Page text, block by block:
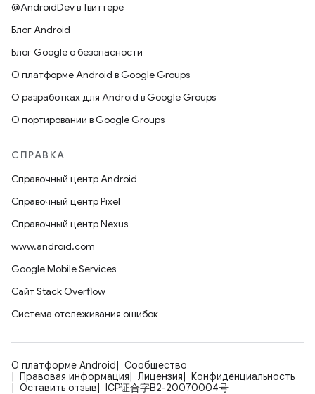
@AndroidDev в Твиттере
Блог Android
Блог Google о безопасности
О платформе Android в Google Groups
О разработках для Android в Google Groups
О портировании в Google Groups
СПРАВКА
Справочный центр Android
Справочный центр Pixel
Справочный центр Nexus
www.android.com
Google Mobile Services
Сайт Stack Overflow
Система отслеживания ошибок
О платформе Android
Сообщество
Правовая информация
Лицензия
Конфиденциальность
Оставить отзыв
ICP证合字B2-20070004号